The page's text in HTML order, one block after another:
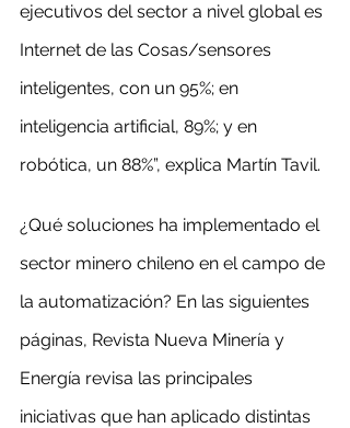
ejecutivos del sector a nivel global es
Internet de las Cosas/sensores
inteligentes, con un 95%; en
inteligencia artificial, 89%; y en
robótica, un 88%”, explica Martín Tavil.
¿Qué soluciones ha implementado el
sector minero chileno en el campo de
la automatización? En las siguientes
páginas, Revista Nueva Minería y
Energía revisa las principales
iniciativas que han aplicado distintas